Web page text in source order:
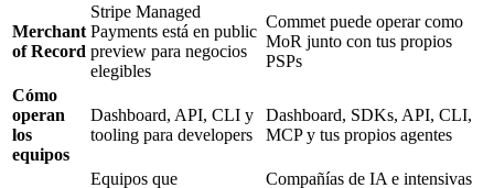
Merchant
of Record
Stripe Managed
Payments está en public
preview para negocios
elegibles
Commet puede operar como
MoR junto con tus propios
PSPs
Cómo
operan
los
equipos
Dashboard, API, CLI y
tooling para developers
Dashboard, SDKs, API, CLI,
MCP y tus propios agentes
Equipos que
Compañías de IA e intensivas